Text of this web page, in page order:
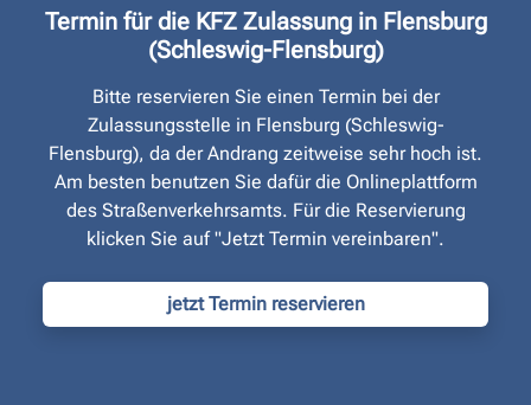
Termin für die KFZ Zulassung in Flensburg
(Schleswig-Flensburg)
Bitte reservieren Sie einen Termin bei der
Zulassungsstelle in Flensburg (Schleswig-
Flensburg), da der Andrang zeitweise sehr hoch ist.
Am besten benutzen Sie dafür die Onlineplattform
des Straßen­verkehrsamts. Für die Reservierung
klicken Sie auf "Jetzt Termin vereinbaren".
jetzt Termin reservieren